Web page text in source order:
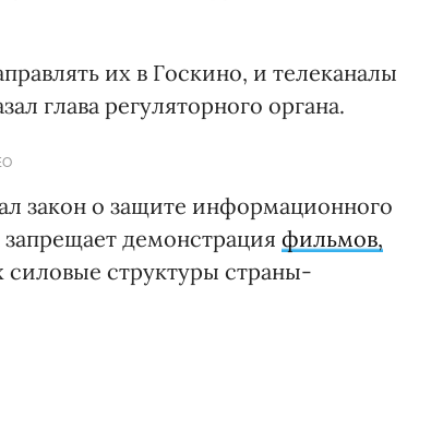
их в Госкино, и телеканалы
глава регуляторного органа.
закон о защите информационного
демонстрация фильмов,
структуры страны-